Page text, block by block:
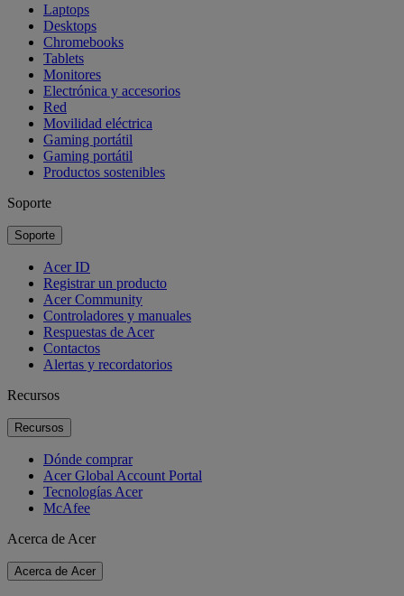
Laptops
Desktops
Chromebooks
Tablets
Monitores
Electrónica y accesorios
Red
Movilidad eléctrica
Gaming portátil
Gaming portátil
Productos sostenibles
Soporte
Soporte
Acer ID
Registrar un producto
Acer Community
Controladores y manuales
Respuestas de Acer
Contactos
Alertas y recordatorios
Recursos
Recursos
Dónde comprar
Acer Global Account Portal
Tecnologías Acer
McAfee
Acerca de Acer
Acerca de Acer